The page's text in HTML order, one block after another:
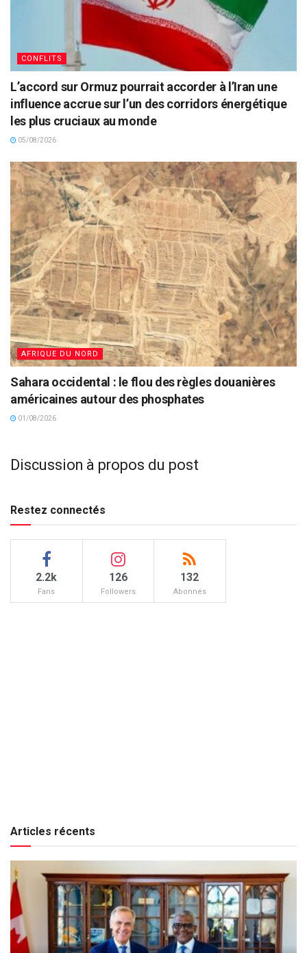
CONFLITS
L’accord sur Ormuz pourrait accorder à l’Iran une
influence accrue sur l’un des corridors énergétique
les plus cruciaux au monde
05/08/2026
AFRIQUE DU NORD
Sahara occidental : le flou des règles douanières
américaines autour des phosphates
01/08/2026
Discussion à propos du post
Restez connectés
2.2k
Fans
126
Followers
132
Abonnés
Articles récents